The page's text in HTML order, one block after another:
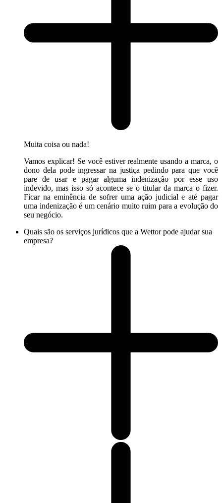
Muita coisa ou nada!
Vamos explicar! Se você estiver realmente usando a marca, o
dono dela pode ingressar na justiça pedindo para que você
pare de usar e pagar alguma indenização por esse uso
indevido, mas isso só acontece se o titular da marca o fizer.
Ficar na eminência de sofrer uma ação judicial e até pagar
uma indenização é um cenário muito ruim para a evolução do
seu negócio.
Quais são os serviços jurídicos que a Wettor pode ajudar sua
empresa?